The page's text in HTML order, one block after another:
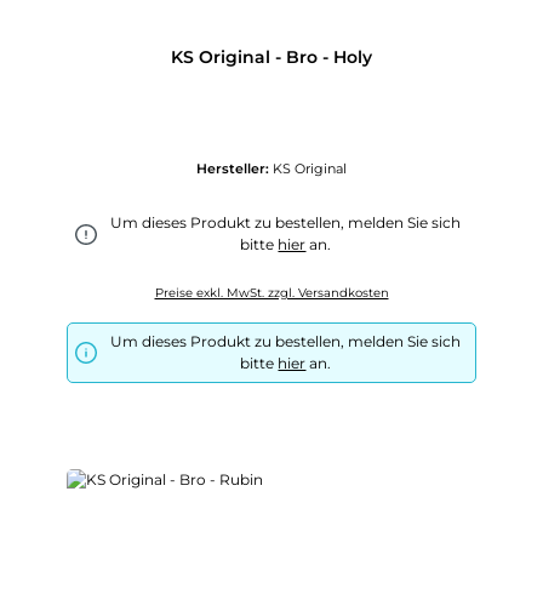
KS Original - Bro - Holy
Hersteller: KS Original
Um dieses Produkt zu bestellen, melden Sie sich
bitte hier an.
Preise exkl. MwSt. zzgl. Versandkosten
Um dieses Produkt zu bestellen, melden Sie sich
bitte hier an.